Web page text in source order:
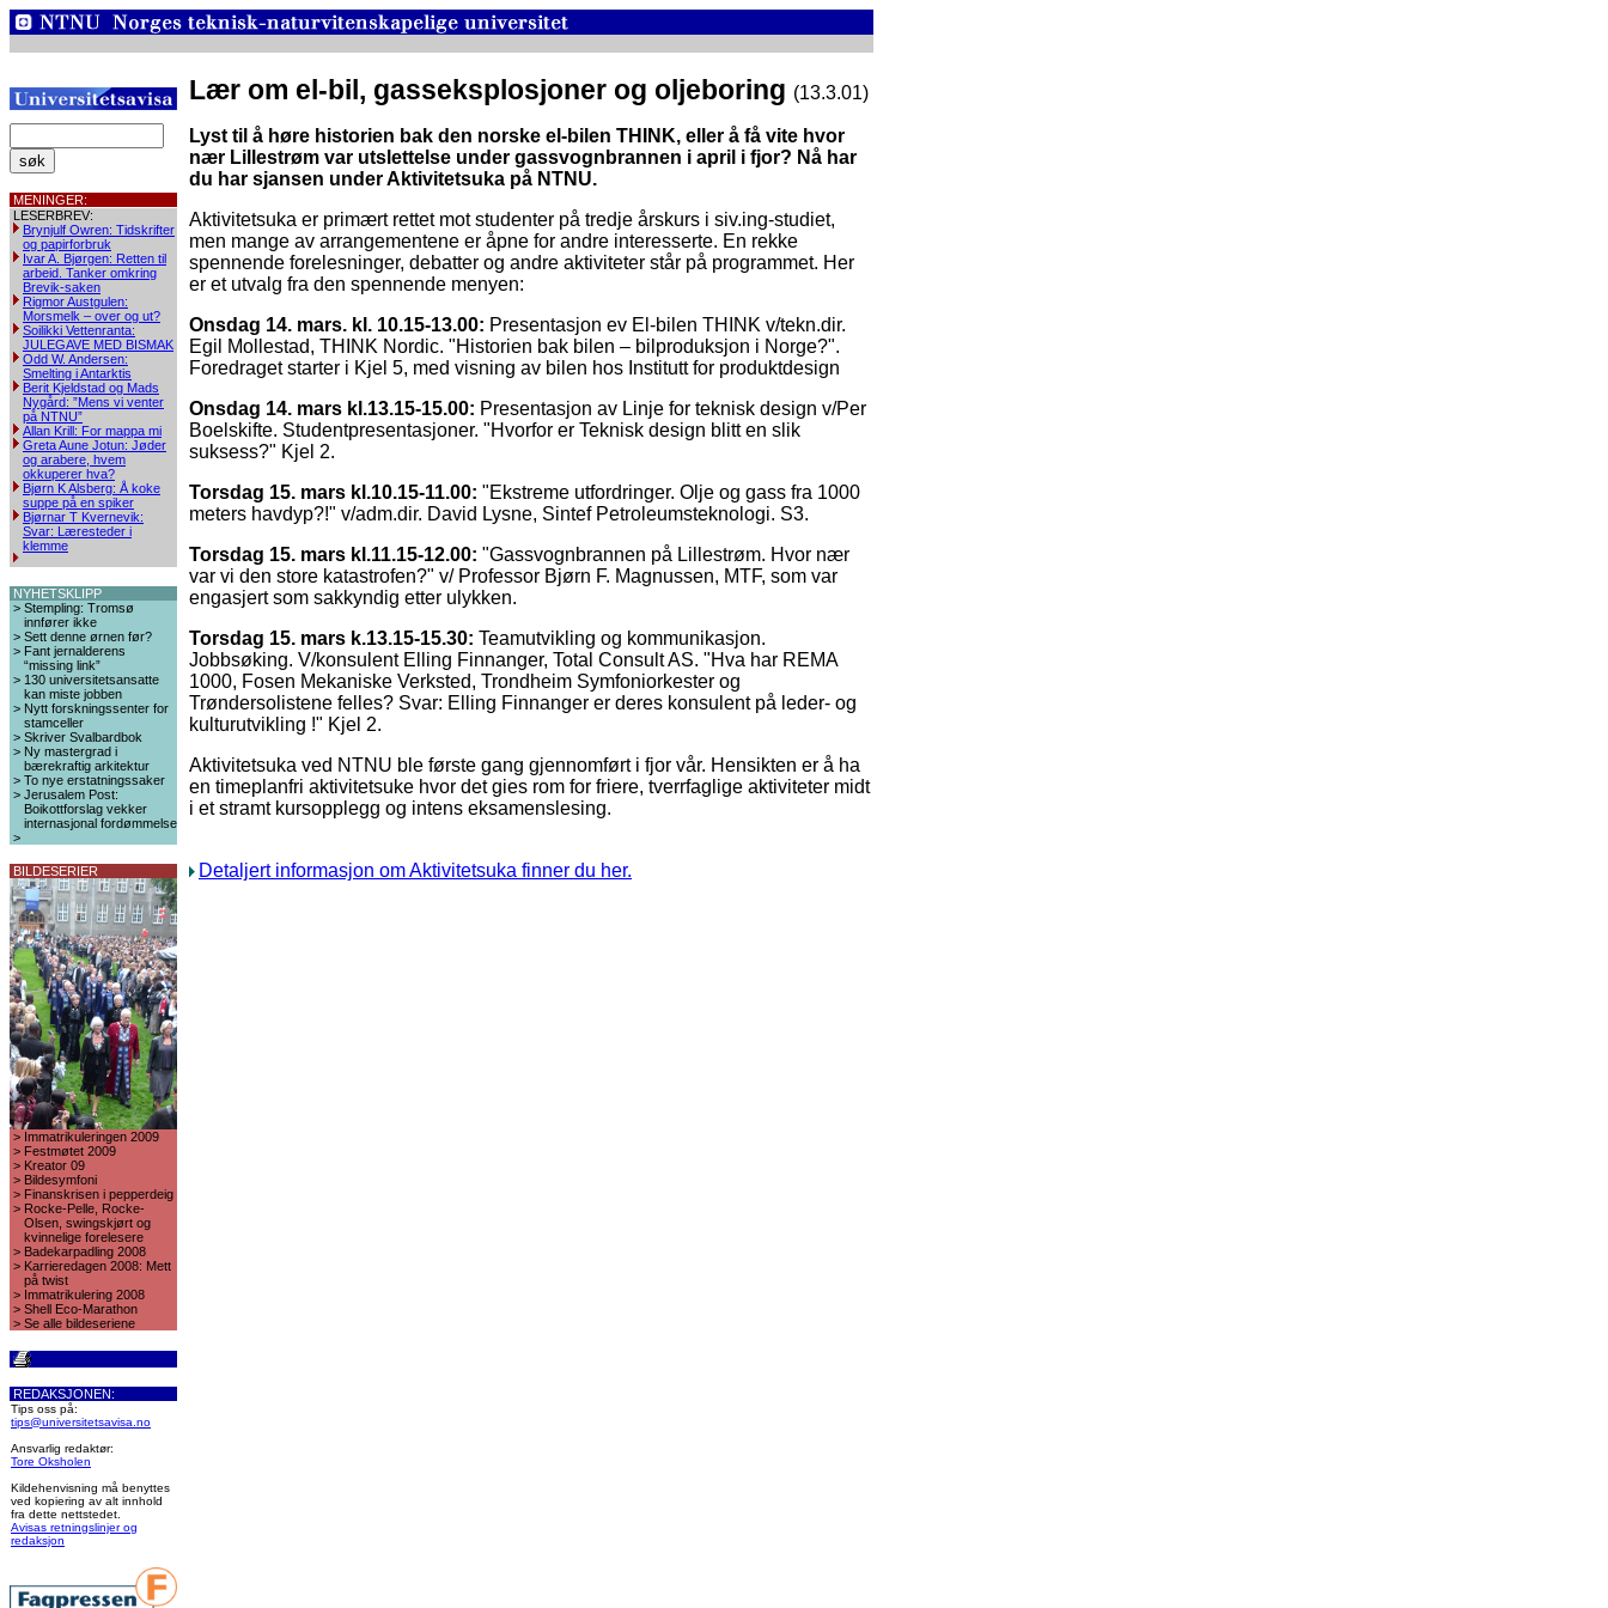
MENINGER:
LESERBREV:
Brynjulf Owren: Tidskrifter
og papirforbruk
Ivar A. Bjørgen: Retten til
arbeid. Tanker omkring
Brevik-saken
Rigmor Austgulen:
Morsmelk – over og ut?
Soilikki Vettenranta:
JULEGAVE MED BISMAK
Odd W. Andersen:
Smelting i Antarktis
Berit Kjeldstad og Mads
Nygård: ”Mens vi venter
på NTNU”
Allan Krill: For mappa mi
Greta Aune Jotun: Jøder
og arabere, hvem
okkuperer hva?
Bjørn K Alsberg: Å koke
suppe på en spiker
Bjørnar T Kvernevik:
Svar: Læresteder i
klemme
NYHETSKLIPP
> Stempling: Tromsø
innfører ikke
> Sett denne ørnen før?
> Fant jernalderens
“missing link”
> 130 universitetsansatte
kan miste jobben
> Nytt forskningssenter for
stamceller
> Skriver Svalbardbok
> Ny mastergrad i
bærekraftig arkitektur
> To nye erstatningssaker
> Jerusalem Post:
Boikottforslag vekker
internasjonal fordømmelse
>
BILDESERIER
> Immatrikuleringen 2009
> Festmøtet 2009
> Kreator 09
> Bildesymfoni
> Finanskrisen i pepperdeig
> Rocke-Pelle, Rocke-
Olsen, swingskjørt og
kvinnelige forelesere
> Badekarpadling 2008
> Karrieredagen 2008: Mett
på twist
> Immatrikulering 2008
> Shell Eco-Marathon
> Se alle bildeseriene
REDAKSJONEN:
Tips oss på:
tips@universitetsavisa.no
Ansvarlig redaktør:
Tore Oksholen
Kildehenvisning må benyttes
ved kopiering av alt innhold
fra dette nettstedet.
Avisas retningslinjer og
redaksjon
Lær om el-bil, gasseksplosjoner og oljeboring (13.3.01)
Lyst til å høre historien bak den norske el-bilen THINK, eller å få vite hvor
nær Lillestrøm var utslettelse under gassvognbrannen i april i fjor? Nå har
du har sjansen under Aktivitetsuka på NTNU.
Aktivitetsuka er primært rettet mot studenter på tredje årskurs i siv.ing-studiet,
men mange av arrangementene er åpne for andre interesserte. En rekke
spennende forelesninger, debatter og andre aktiviteter står på programmet. Her
er et utvalg fra den spennende menyen:
Onsdag 14. mars. kl. 10.15-13.00: Presentasjon ev El-bilen THINK v/tekn.dir.
Egil Mollestad, THINK Nordic. "Historien bak bilen – bilproduksjon i Norge?".
Foredraget starter i Kjel 5, med visning av bilen hos Institutt for produktdesign
Onsdag 14. mars kl.13.15-15.00: Presentasjon av Linje for teknisk design v/Per
Boelskifte. Studentpresentasjoner. "Hvorfor er Teknisk design blitt en slik
suksess?" Kjel 2.
Torsdag 15. mars kl.10.15-11.00: "Ekstreme utfordringer. Olje og gass fra 1000
meters havdyp?!" v/adm.dir. David Lysne, Sintef Petroleumsteknologi. S3.
Torsdag 15. mars kl.11.15-12.00: "Gassvognbrannen på Lillestrøm. Hvor nær
var vi den store katastrofen?" v/ Professor Bjørn F. Magnussen, MTF, som var
engasjert som sakkyndig etter ulykken.
Torsdag 15. mars k.13.15-15.30: Teamutvikling og kommunikasjon.
Jobbsøking. V/konsulent Elling Finnanger, Total Consult AS. "Hva har REMA
1000, Fosen Mekaniske Verksted, Trondheim Symfoniorkester og
Trøndersolistene felles? Svar: Elling Finnanger er deres konsulent på leder- og
kulturutvikling !" Kjel 2.
Aktivitetsuka ved NTNU ble første gang gjennomført i fjor vår. Hensikten er å ha
en timeplanfri aktivitetsuke hvor det gies rom for friere, tverrfaglige aktiviteter midt
i et stramt kursopplegg og intens eksamenslesing.
Detaljert informasjon om Aktivitetsuka finner du her.